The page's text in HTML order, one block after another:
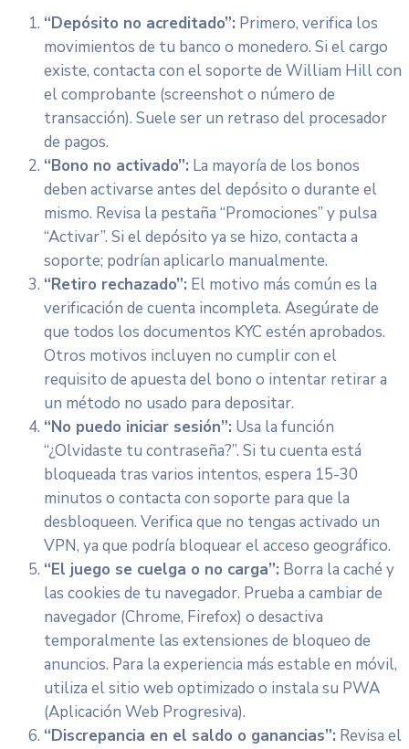
“Depósito no acreditado”: Primero, verifica los
movimientos de tu banco o monedero. Si el cargo
existe, contacta con el soporte de William Hill con
el comprobante (screenshot o número de
transacción). Suele ser un retraso del procesador
de pagos.
“Bono no activado”: La mayoría de los bonos
deben activarse antes del depósito o durante el
mismo. Revisa la pestaña “Promociones” y pulsa
“Activar”. Si el depósito ya se hizo, contacta a
soporte; podrían aplicarlo manualmente.
“Retiro rechazado”: El motivo más común es la
verificación de cuenta incompleta. Asegúrate de
que todos los documentos KYC estén aprobados.
Otros motivos incluyen no cumplir con el
requisito de apuesta del bono o intentar retirar a
un método no usado para depositar.
“No puedo iniciar sesión”: Usa la función
“¿Olvidaste tu contraseña?”. Si tu cuenta está
bloqueada tras varios intentos, espera 15-30
minutos o contacta con soporte para que la
desbloqueen. Verifica que no tengas activado un
VPN, ya que podría bloquear el acceso geográfico.
“El juego se cuelga o no carga”: Borra la caché y
las cookies de tu navegador. Prueba a cambiar de
navegador (Chrome, Firefox) o desactiva
temporalmente las extensiones de bloqueo de
anuncios. Para la experiencia más estable en móvil,
utiliza el sitio web optimizado o instala su PWA
(Aplicación Web Progresiva).
“Discrepancia en el saldo o ganancias”: Revisa el